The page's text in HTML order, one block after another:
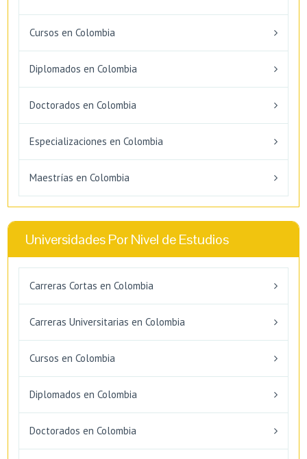
Cursos en Colombia
Diplomados en Colombia
Doctorados en Colombia
Especializaciones en Colombia
Maestrías en Colombia
Universidades Por Nivel de Estudios
Carreras Cortas en Colombia
Carreras Universitarias en Colombia
Cursos en Colombia
Diplomados en Colombia
Doctorados en Colombia